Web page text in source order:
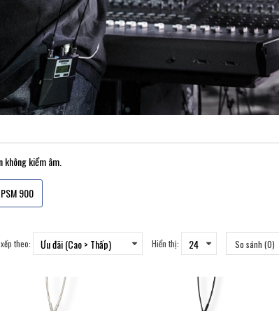
không kiểm âm.
PSM 900
theo: Hiển thị: So sánh (0)